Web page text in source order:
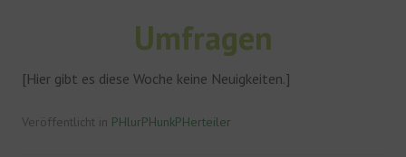
Umfragen
[Hier gibt es diese Woche keine Neuigkeiten.]
Veröffentlicht in PHlurPHunkPHerteiler